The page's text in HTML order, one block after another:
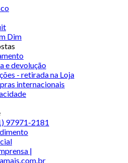
Dim
e devolução
- retirada na Loja
internacionais
97971-2181
|